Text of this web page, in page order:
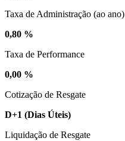
Taxa de Administração (ao ano)
0,80 %
Taxa de Performance
0,00 %
Cotização de Resgate
D+1 (Dias Úteis)
Liquidação de Resgate